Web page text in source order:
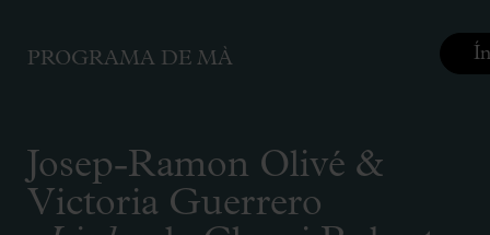
PROGRAMA DE MÀ
Josep-Ramon Olivé &
Victoria Guerrero